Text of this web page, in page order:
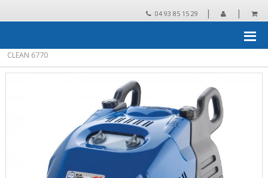
04 93 85 15 29 | |
›
CLEAN 6770